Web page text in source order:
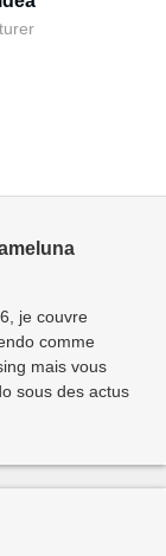
je couvre
comme
mais vous
sous des actus